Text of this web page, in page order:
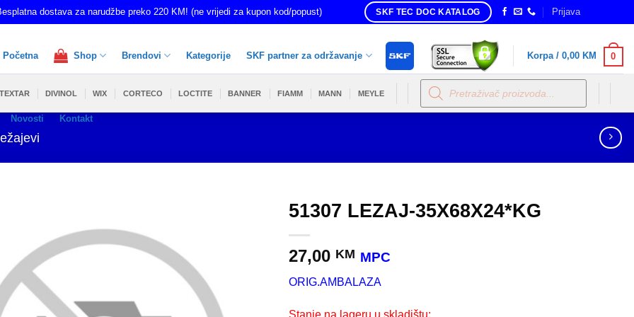
dostava za narudžbe preko 220 KM! (ne vrijedi za kupon kod/popust) SKF TEC DOC KATALOG Prijava
Početna Shop Brendovi Kategorije SKF partner za održavanje
Novosti Kontakt
Korpa / 0,00 KM 0
TEXTAR DIVINOL WIX CORTECO LOCTITE BANNER FIAMM MANN MEYLE
Products
search
51307 LEZAJ-35X68X24*KG
27,00 KM MPC
ORIG.AMBALAZA
Stanje na lageru u skladištu: